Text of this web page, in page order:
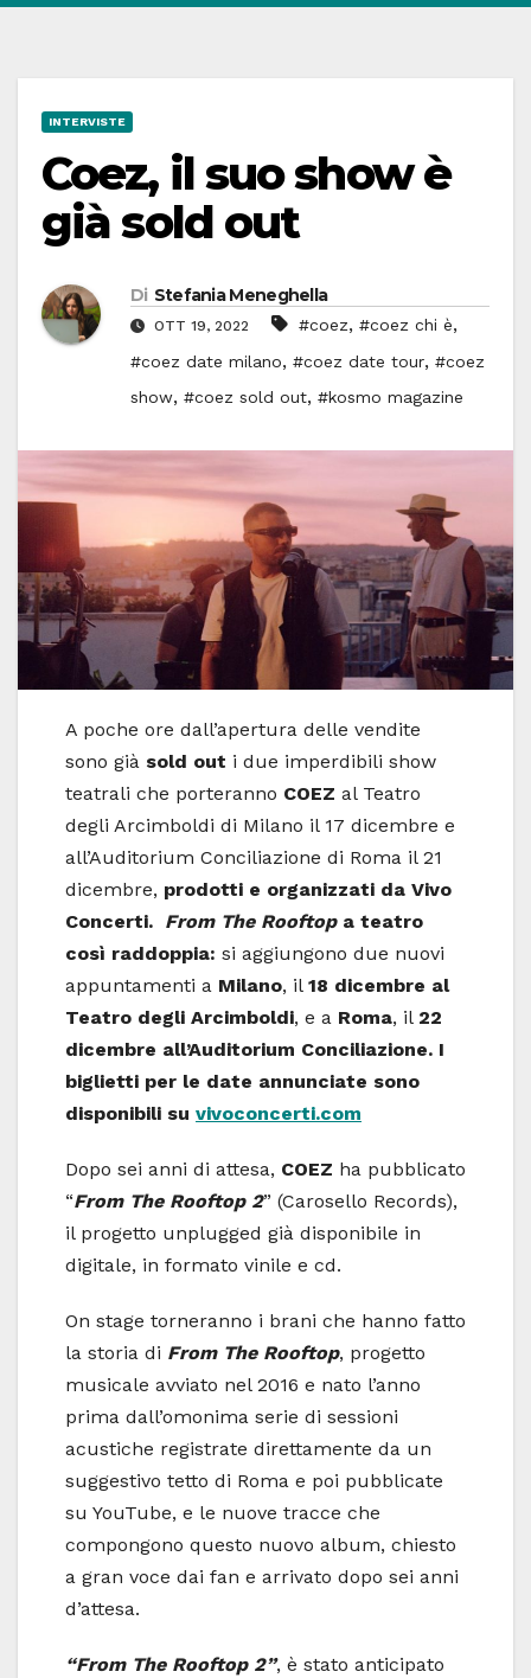
INTERVISTE
Coez, il suo show è
già sold out
Di Stefania Meneghella
OTT 19, 2022 #coez, #coez chi è,
#coez date milano, #coez date tour, #coez
show, #coez sold out, #kosmo magazine
A poche ore dall’apertura delle vendite
sono già sold out i due imperdibili show
teatrali che porteranno COEZ al Teatro
degli Arcimboldi di Milano il 17 dicembre e
all’Auditorium Conciliazione di Roma il 21
dicembre, prodotti e organizzati da Vivo
Concerti. From The Rooftop a teatro
così raddoppia: si aggiungono due nuovi
appuntamenti a Milano, il 18 dicembre al
Teatro degli Arcimboldi, e a Roma, il 22
dicembre all’Auditorium Conciliazione. I
biglietti per le date annunciate sono
disponibili su vivoconcerti.com
Dopo sei anni di attesa, COEZ ha pubblicato
“From The Rooftop 2” (Carosello Records),
il progetto unplugged già disponibile in
digitale, in formato vinile e cd.
On stage torneranno i brani che hanno fatto
la storia di From The Rooftop, progetto
musicale avviato nel 2016 e nato l’anno
prima dall’omonima serie di sessioni
acustiche registrate direttamente da un
suggestivo tetto di Roma e poi pubblicate
su YouTube, e le nuove tracce che
compongono questo nuovo album, chiesto
a gran voce dai fan e arrivato dopo sei anni
d’attesa.
“From The Rooftop 2”, è stato anticipato